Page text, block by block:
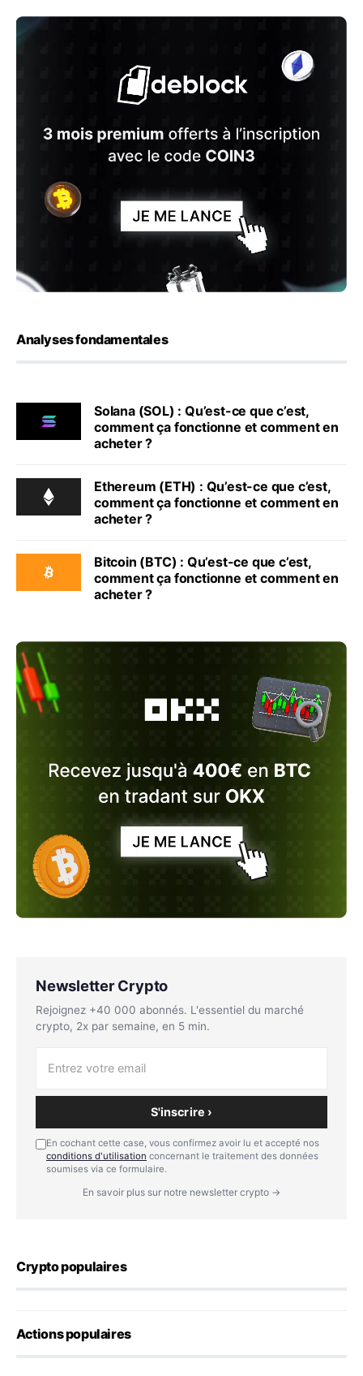
Analyses fondamentales
Solana (SOL) : Qu’est-ce que c’est,
comment ça fonctionne et comment en
acheter ?
Ethereum (ETH) : Qu’est-ce que c’est,
comment ça fonctionne et comment en
acheter ?
Bitcoin (BTC) : Qu’est-ce que c’est,
comment ça fonctionne et comment en
acheter ?
Newsletter Crypto
Rejoignez +40 000 abonnés. L'essentiel du marché
crypto, 2x par semaine, en 5 min.
S'inscrire ›
En cochant cette case, vous confirmez avoir lu et accepté nos
conditions d'utilisation concernant le traitement des données
soumises via ce formulaire.
En savoir plus sur notre newsletter crypto →
Crypto populaires
Actions populaires